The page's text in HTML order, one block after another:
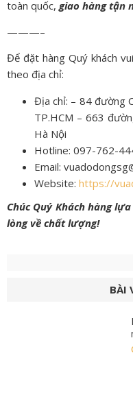
toàn quốc, giao hàng tận
———–
Để đặt hàng Quý khách
theo địa chỉ:
Địa chỉ: – 84 đường
TP.HCM – 663
Hà Nội
Hotline: 097-762-
Email:
Website: https://
Chúc Quý Khách hàng
lòng về chất lượng!
BÀI